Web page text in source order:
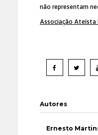
não representam
Associação Ateísta
Autores
Ernesto